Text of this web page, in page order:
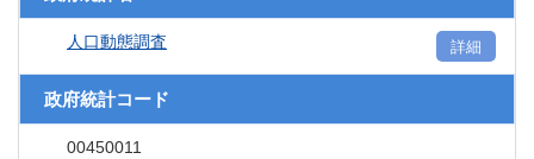
人口動態調査 詳細
政府統計コード
00450011